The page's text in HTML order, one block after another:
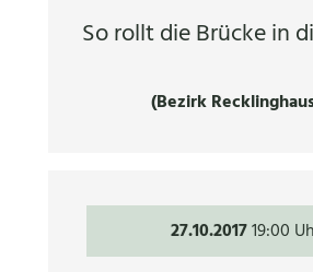
So rollt die Brücke in
(Bezirk
27.10.201719:00